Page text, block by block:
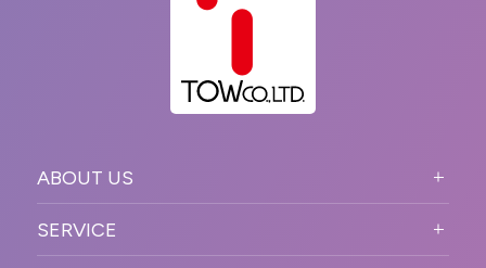
ABOUT US
PURPOSE
SERVICE